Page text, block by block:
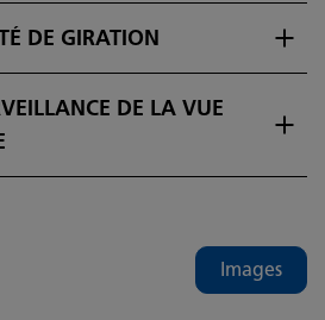
DE GIRATION
DE LA VUE
Images